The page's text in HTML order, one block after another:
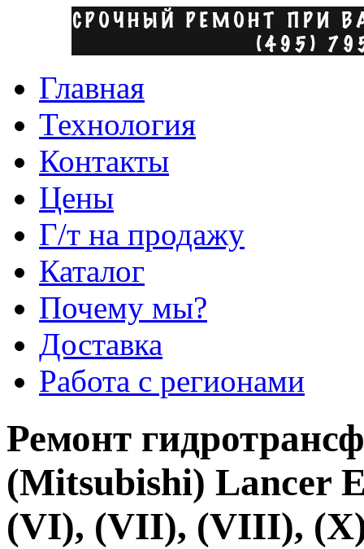
Главная
Технология
Контакты
Цены
Г/т на продажу
Каталог
Почему мы?
Доставка
Работа с регионами
Ремонт
(Mitsubishi) Lancer
(VI), (VII), (VIII),